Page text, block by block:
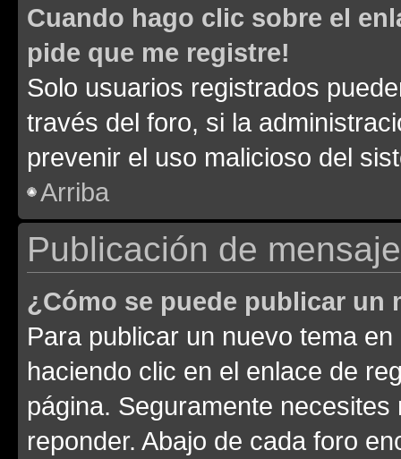
Cuando hago clic sobre el
pide que me registre!
Solo usuarios registrados
través del foro, si la
prevenir el uso malicioso del
Arriba
Publicación de
¿Cómo se puede publicar un
Para publicar un nuevo tema
haciendo clic en el enlace de
página. Seguramente
reponder. Abajo de cada foro